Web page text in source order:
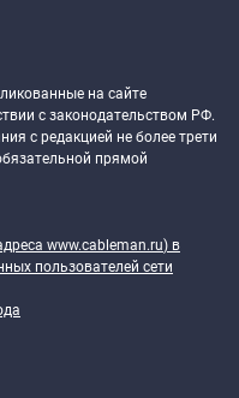
на сайте
с законодательством РФ.
с редакцией не более трети
прямой
www.cableman.ru) в
пользователей сети